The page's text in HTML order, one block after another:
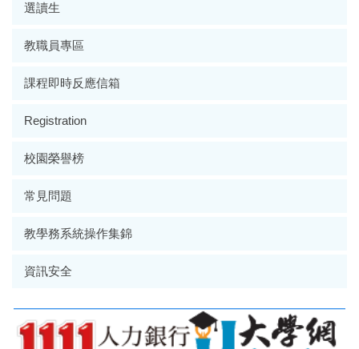
選讀生
教職員專區
課程即時反應信箱
Registration
校園榮譽榜
常見問題
教學務系統操作集錦
資訊安全